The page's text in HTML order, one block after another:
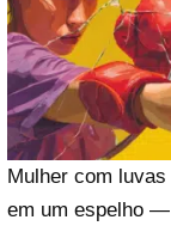
Mulher com
em um espelho